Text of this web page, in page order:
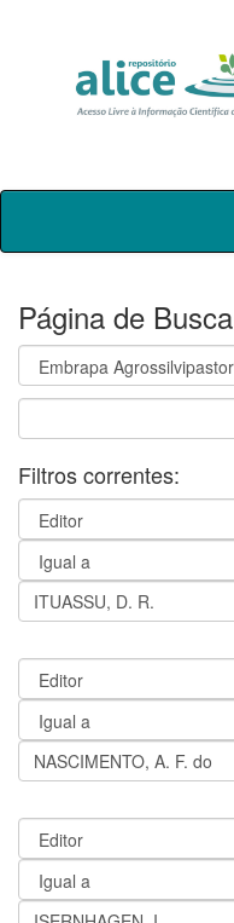
Skip
Página de Busca
Filtros correntes: